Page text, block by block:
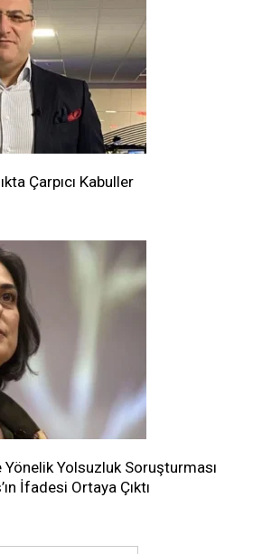
Çarpıcı Kabuller
Yolsuzluk Soruşturması
İfadesi Ortaya Çıktı